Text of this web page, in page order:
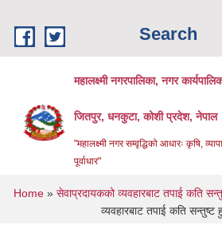
Search
महालक्ष्मी नगरपालिका, नगर
जितपुर, धनकुटा, कोशी प्रदेश, नेपाल
"महालक्ष्मी नगर सम्वृद्धिको आधारः कृषि,
पूर्वाधार"
You are here
Home » सेवाप्रदायकको व्यवहारबाट तपाई कति
व्यवहारबाट तपाई कति सन्तुष्ट